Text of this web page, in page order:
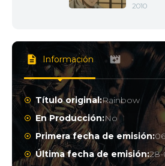
2010
Información
Título original:Rainbow
En Producción:No
Primera fecha de emisión:
Última fecha de emisión:28-